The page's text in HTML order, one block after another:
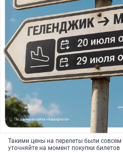
Такими цены на перелеты были
уточняйте на момент покупки билетов